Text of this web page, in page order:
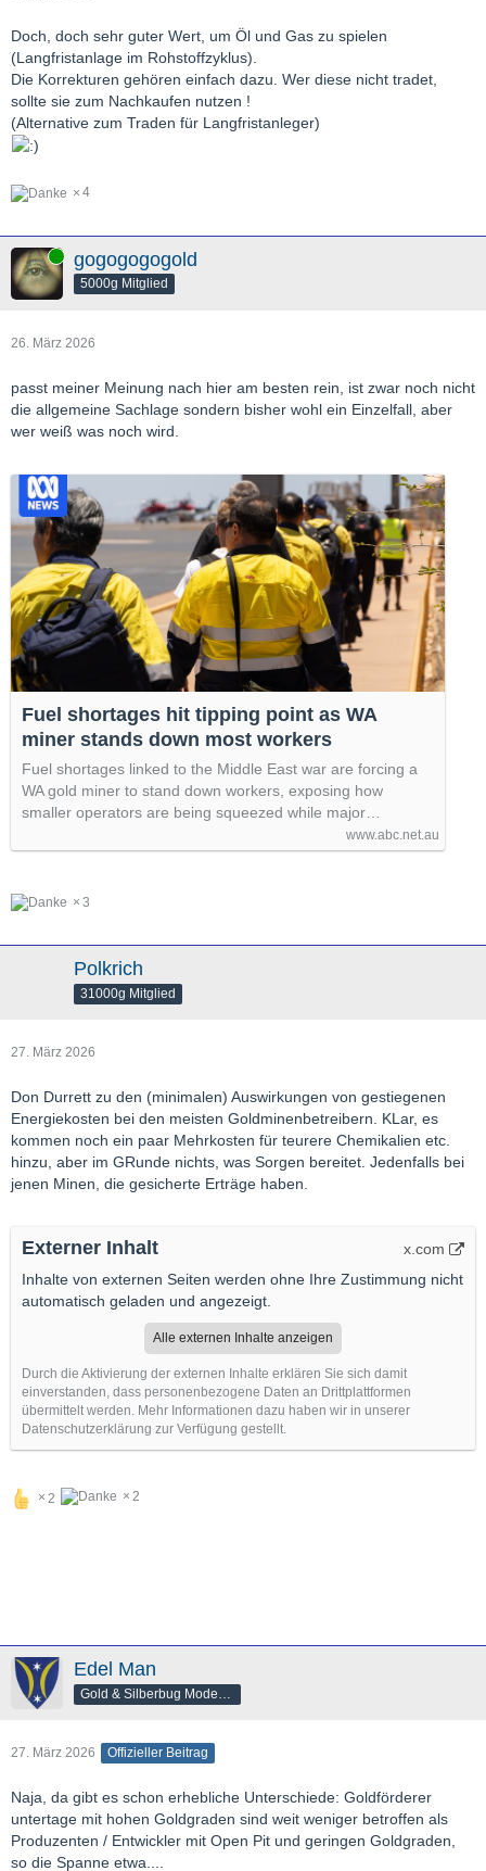
Doch, doch sehr guter Wert, um Öl und Gas zu spielen
(Langfristanlage im Rohstoffzyklus).
Die Korrekturen gehören einfach dazu. Wer diese nicht tradet,
sollte sie zum Nachkaufen nutzen !
(Alternative zum Traden für Langfristanleger)
4
Online gogogogogold
5000g Mitglied
26. März 2026
passt meiner Meinung nach hier am besten rein, ist zwar noch nicht
die allgemeine Sachlage sondern bisher wohl ein Einzelfall, aber
wer weiß was noch wird.
Fuel shortages hit tipping point as WA
miner stands down most workers
Fuel shortages linked to the Middle East war are forcing a
WA gold miner to stand down workers, exposing how
smaller operators are being squeezed while major…
www.abc.net.au
3
Polkrich
31000g Mitglied
27. März 2026
Don Durrett zu den (minimalen) Auswirkungen von gestiegenen
Energiekosten bei den meisten Goldminenbetreibern. KLar, es
kommen noch ein paar Mehrkosten für teurere Chemikalien etc.
hinzu, aber im GRunde nichts, was Sorgen bereitet. Jedenfalls bei
jenen Minen, die gesicherte Erträge haben.
Externer Inhalt
x.com
Inhalte von externen Seiten werden ohne Ihre Zustimmung nicht
automatisch geladen und angezeigt.
Alle externen Inhalte anzeigen
Durch die Aktivierung der externen Inhalte erklären Sie sich damit
einverstanden, dass personenbezogene Daten an Drittplattformen
übermittelt werden. Mehr Informationen dazu haben wir in unserer
Datenschutzerklärung zur Verfügung gestellt.
2 2
Edel Man
27. März 2026 Offizieller Beitrag
Naja, da gibt es schon erhebliche Unterschiede: Goldförderer
untertage mit hohen Goldgraden sind weit weniger betroffen als
Produzenten / Entwickler mit Open Pit und geringen Goldgraden,
so die Spanne etwa....